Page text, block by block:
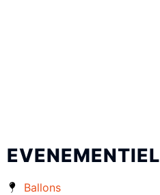
EVENEMENTIEL
Ballons